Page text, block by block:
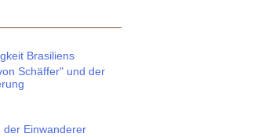
Brasiliens
Schäffer" und der
der Einwanderer